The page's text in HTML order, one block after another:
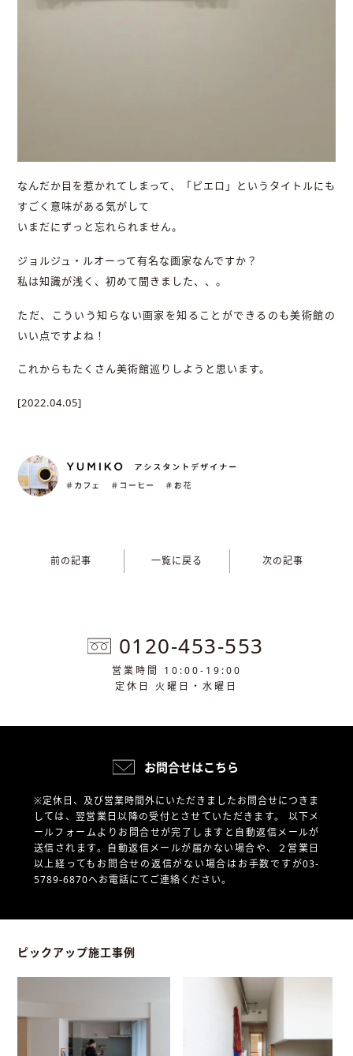
なんだか目を惹かれてしまって、「ピエロ」というタイトルにも
すごく意味がある気がして
いまだにずっと忘れられません。
ジョルジュ・ルオーって有名な画家なんですか？
私は知識が浅く、初めて聞きました、、。
ただ、こういう知らない画家を知ることができるのも美術館の
いい点ですよね！
これからもたくさん美術館巡りしようと思います。
[2022.04.05]
前の記事 一覧に戻る 次の記事
0120-453-553
営業時間 10:00-19:00
定休日 火曜日・水曜日
お問合せはこちら
※定休日、及び営業時間外にいただきましたお問合せにつきま
しては、翌営業日以降の受付とさせていただきます。 以下メ
ールフォームよりお問合せが完了しますと自動返信メールが
送信されます。自動返信メールが届かない場合や、
２営業日
以上経ってもお問合せの返信がない場合はお手数ですが03-
5789-6870へお電話にてご連絡ください。
ピックアップ施工事例